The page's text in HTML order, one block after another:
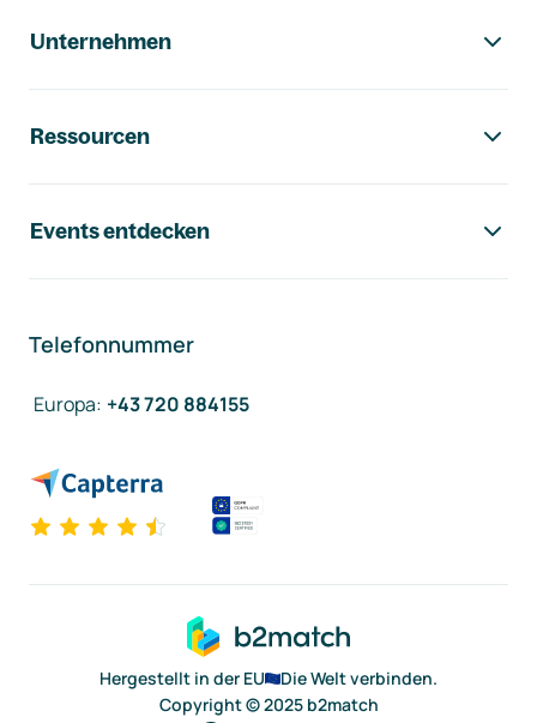
Unternehmen
Ressourcen
Events entdecken
Telefonnummer
Europa: +43 720 884155
Hergestellt in der EU
Die Welt verbinden.
Copyright © 2025 b2match